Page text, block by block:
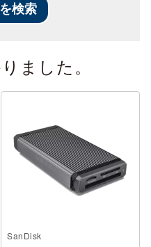
検索
ました。
SanDisk